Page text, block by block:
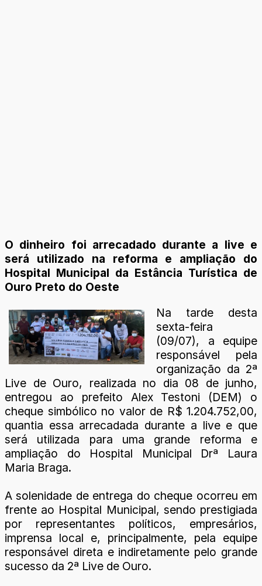
O dinheiro foi arrecadado durante a live e
será utilizado na reforma e ampliação do
Hospital Municipal da Estância Turística de
Ouro Preto do Oeste
Na tarde desta
sexta-feira
(09/07), a equipe
responsável pela
organização da 2ª
Live de Ouro, realizada no dia 08 de junho,
entregou ao prefeito Alex Testoni (DEM) o
cheque simbólico no valor de R$ 1.204.752,00,
quantia essa arrecadada durante a live e que
será utilizada para uma grande reforma e
ampliação do Hospital Municipal Drª Laura
Maria Braga.
A solenidade de entrega do cheque ocorreu em
frente ao Hospital Municipal, sendo prestigiada
por representantes políticos, empresários,
imprensa local e, principalmente, pela equipe
responsável direta e indiretamente pelo grande
sucesso da 2ª Live de Ouro.